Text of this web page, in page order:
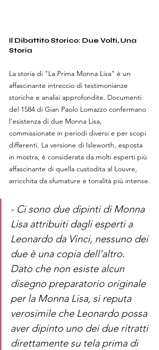
Il Dibattito Storico: Due Volti, Una
Storia
La storia di "La Prima Monna Lisa" è un
affascinante intreccio di testimonianze
storiche e analisi approfondite. Documenti
del 1584 di Gian Paolo Lomazzo confermano
l'esistenza di due Monna Lisa,
commissionate in periodi diversi e per scopi
differenti. La versione di Isleworth, esposta
in mostra, è considerata da molti esperti più
affascinante di quella custodita al Louvre,
arricchita da sfumature e tonalità più intense.
- Ci sono due dipinti di Monna
Lisa attribuiti dagli esperti a
Leonardo da Vinci, nessuno dei
due è una copia dell’altro.
Dato che non esiste alcun
disegno preparatorio originale
per la Monna Lisa, si reputa
verosimile che Leonardo possa
aver dipinto uno dei due ritratti
direttamente su tela prima di